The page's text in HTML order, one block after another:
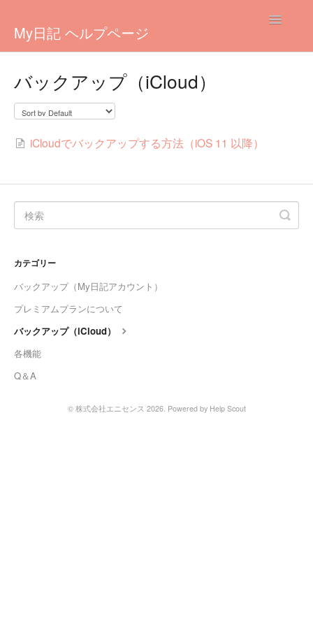
My日記 ヘルプページ
Toggle
バックアップ（iCloud）
iCloudでバックアップする方法（iOS 11 以降）
カテゴリー
バックアップ（My日記アカウント）
プレミアムプランについて
バックアップ（iCloud）
各機能
Q＆A
© 株式会社エニセンス 2026. Powered by Help Scout